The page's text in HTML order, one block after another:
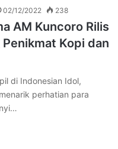
02/12/2022 238
AM Kuncoro Rilis
Kopi dan
di Indonesian Idol,
perhatian para